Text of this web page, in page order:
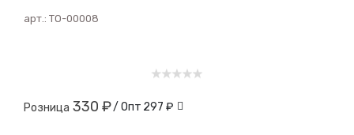
арт.: ТО-00008
Розница 330 ₽/ Опт 297 ₽